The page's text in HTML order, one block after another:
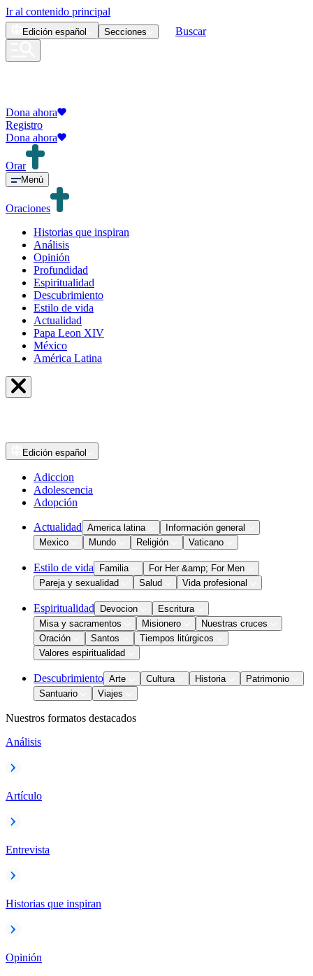
Ir al contenido principal
Edición español Secciones Buscar
Dona ahora
Registro
Dona ahora
Orar
Menú
Oraciones
Historias que inspiran
Análisis
Opinión
Profundidad
Espiritualidad
Descubrimiento
Estilo de vida
Actualidad
Papa Leon XIV
México
América Latina
Edición español
Adiccion
Adolescencia
Adopción
Actualidad America latina
Información general
Mexico
Mundo Religión Vaticano
Estilo de vida Familia
For Her &amp; For Men
Pareja y sexualidad
Salud Vida profesional
Espiritualidad Devocion
Escritura
Misa y sacramentos
Misionero
Nuestras cruces
Oración
Santos
Tiempos litúrgicos
Valores espiritualidad
Descubrimiento Arte Cultura Historia
Patrimonio
Santuario
Viajes
Nuestros formatos destacados
Análisis
Artículo
Entrevista
Historias que inspiran
Opinión